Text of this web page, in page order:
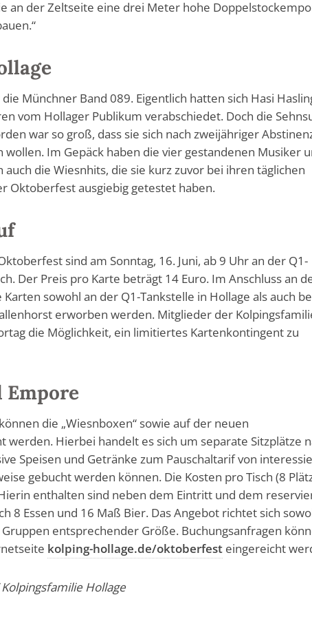
an der Zeltseite eine drei Meter hohe
Münchner Band 089. Eigentlich hatten sich Hasi
vom Hollager Publikum verabschiedet. Doch die
war so groß, dass sie sich nach zweijähriger
Im Gepäck haben die vier gestandenen Musiker
auch die Wiesnhits, die sie kurz zuvor bei ihren täglichen
Oktoberfest ausgiebig getestet haben.
sind am Sonntag, 16. Juni, ab 9 Uhr an der Q1-
Der Preis pro Karte beträgt 14 Euro. Im Anschluss an
sowohl an der Q1-Tankstelle in Hollage als auch
erworben werden. Mitglieder der
die Möglichkeit, ein limitiertes Kartenkontingent zu
Empore
die „Wiesnboxen“ sowie auf der neuen
werden. Hierbei handelt es sich um separate Sitzplätze
Speisen und Getränke zum Pauschaltarif von
gebucht werden können. Die Kosten pro Tisch (8
enthalten sind neben dem Eintritt und dem
8 Essen und 16 Maß Bier. Das Angebot richtet sich
entsprechender Größe. Buchungsanfragen
kolping-hollage.de/oktoberfest eingereicht
Hollage